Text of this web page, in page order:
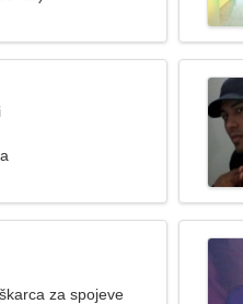
za spojeve